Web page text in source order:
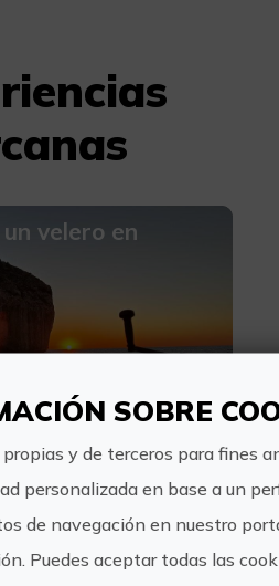
velero en
290€
ALACANT/ALICANTE
Actividades náuticas
SOBRE
y de terceros para fines
personalizada en base a un
de navegación en nuestro
Puedes aceptar todas las